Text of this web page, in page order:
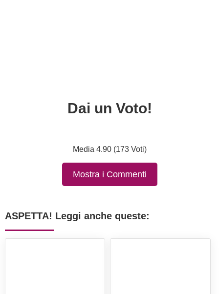
Dai un Voto!
Media 4.90 (173 Voti)
Mostra i Commenti
ASPETTA! Leggi anche queste: